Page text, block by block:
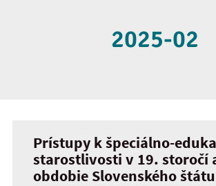
2025-02
Prístupy k špeciálno-
starostlivosti v 19. storočí
obdobie Slovenského štátu